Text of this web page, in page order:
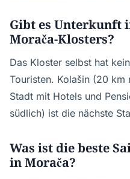
Gibt es Unterkunft
Morača-Klosters?
Das Kloster selbst hat
Touristen. Kolašin (20
Stadt mit Hotels und
südlich) ist die nächste
Was ist die beste
in Morača?